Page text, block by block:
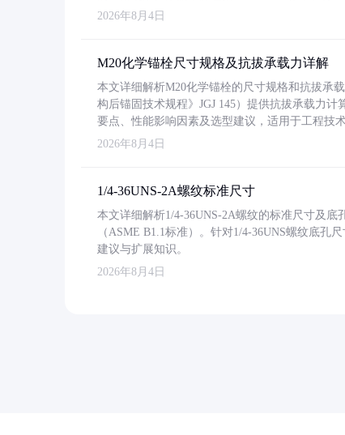
2026年8月4日
M20化学锚栓尺寸规格及抗拔承载力详解
本文详细解析M20化学锚栓的尺寸规格和抗拔承
构后锚固技术规程》JGJ 145）提供抗拔承载力
要点、性能影响因素及选型建议，适用于工程技术
2026年8月4日
1/4-36UNS-2A螺纹标准尺寸
本文详细解析1/4-36UNS-2A螺纹的标准尺寸及
（ASME B1.1标准）。针对1/4-36UNS螺纹底
建议与扩展知识。
2026年8月4日